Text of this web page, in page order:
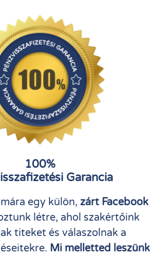
100%
Garancia
egy külön, zárt Facebook
létre, ahol szakértőink
titeket és válaszolnak a
Mi melletted leszünk